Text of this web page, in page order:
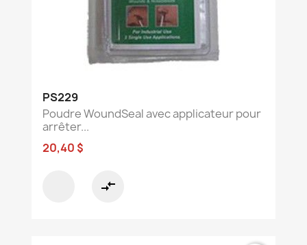
PS229
Poudre WoundSeal avec applicateur pour
arrêter...
20,40 $
compare_arrows